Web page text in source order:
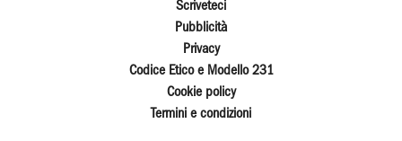
Scriveteci
Pubblicità
Privacy
Codice Etico e Modello 231
Cookie policy
Termini e condizioni